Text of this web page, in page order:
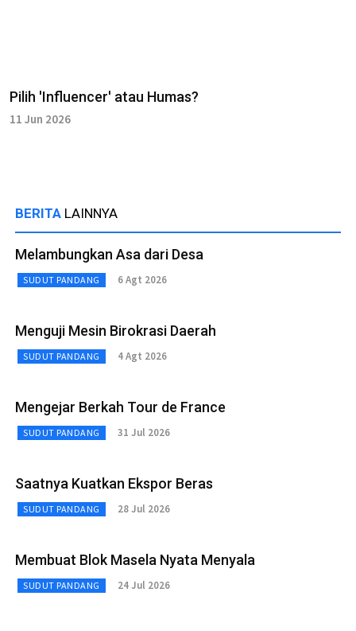
Pilih 'Influencer' atau Humas?
11 Jun 2026
BERITA LAINNYA
Melambungkan Asa dari Desa
SUDUT PANDANG 6 Agt 2026
Menguji Mesin Birokrasi Daerah
SUDUT PANDANG 4 Agt 2026
Mengejar Berkah Tour de France
SUDUT PANDANG 31 Jul 2026
Saatnya Kuatkan Ekspor Beras
SUDUT PANDANG 28 Jul 2026
Membuat Blok Masela Nyata Menyala
SUDUT PANDANG 24 Jul 2026